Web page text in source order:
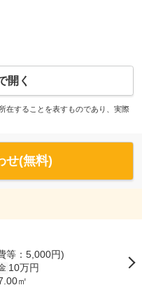
開く
在することを表すものであり、実際
せ(無料)
等：5,000円)
10万円
㎡